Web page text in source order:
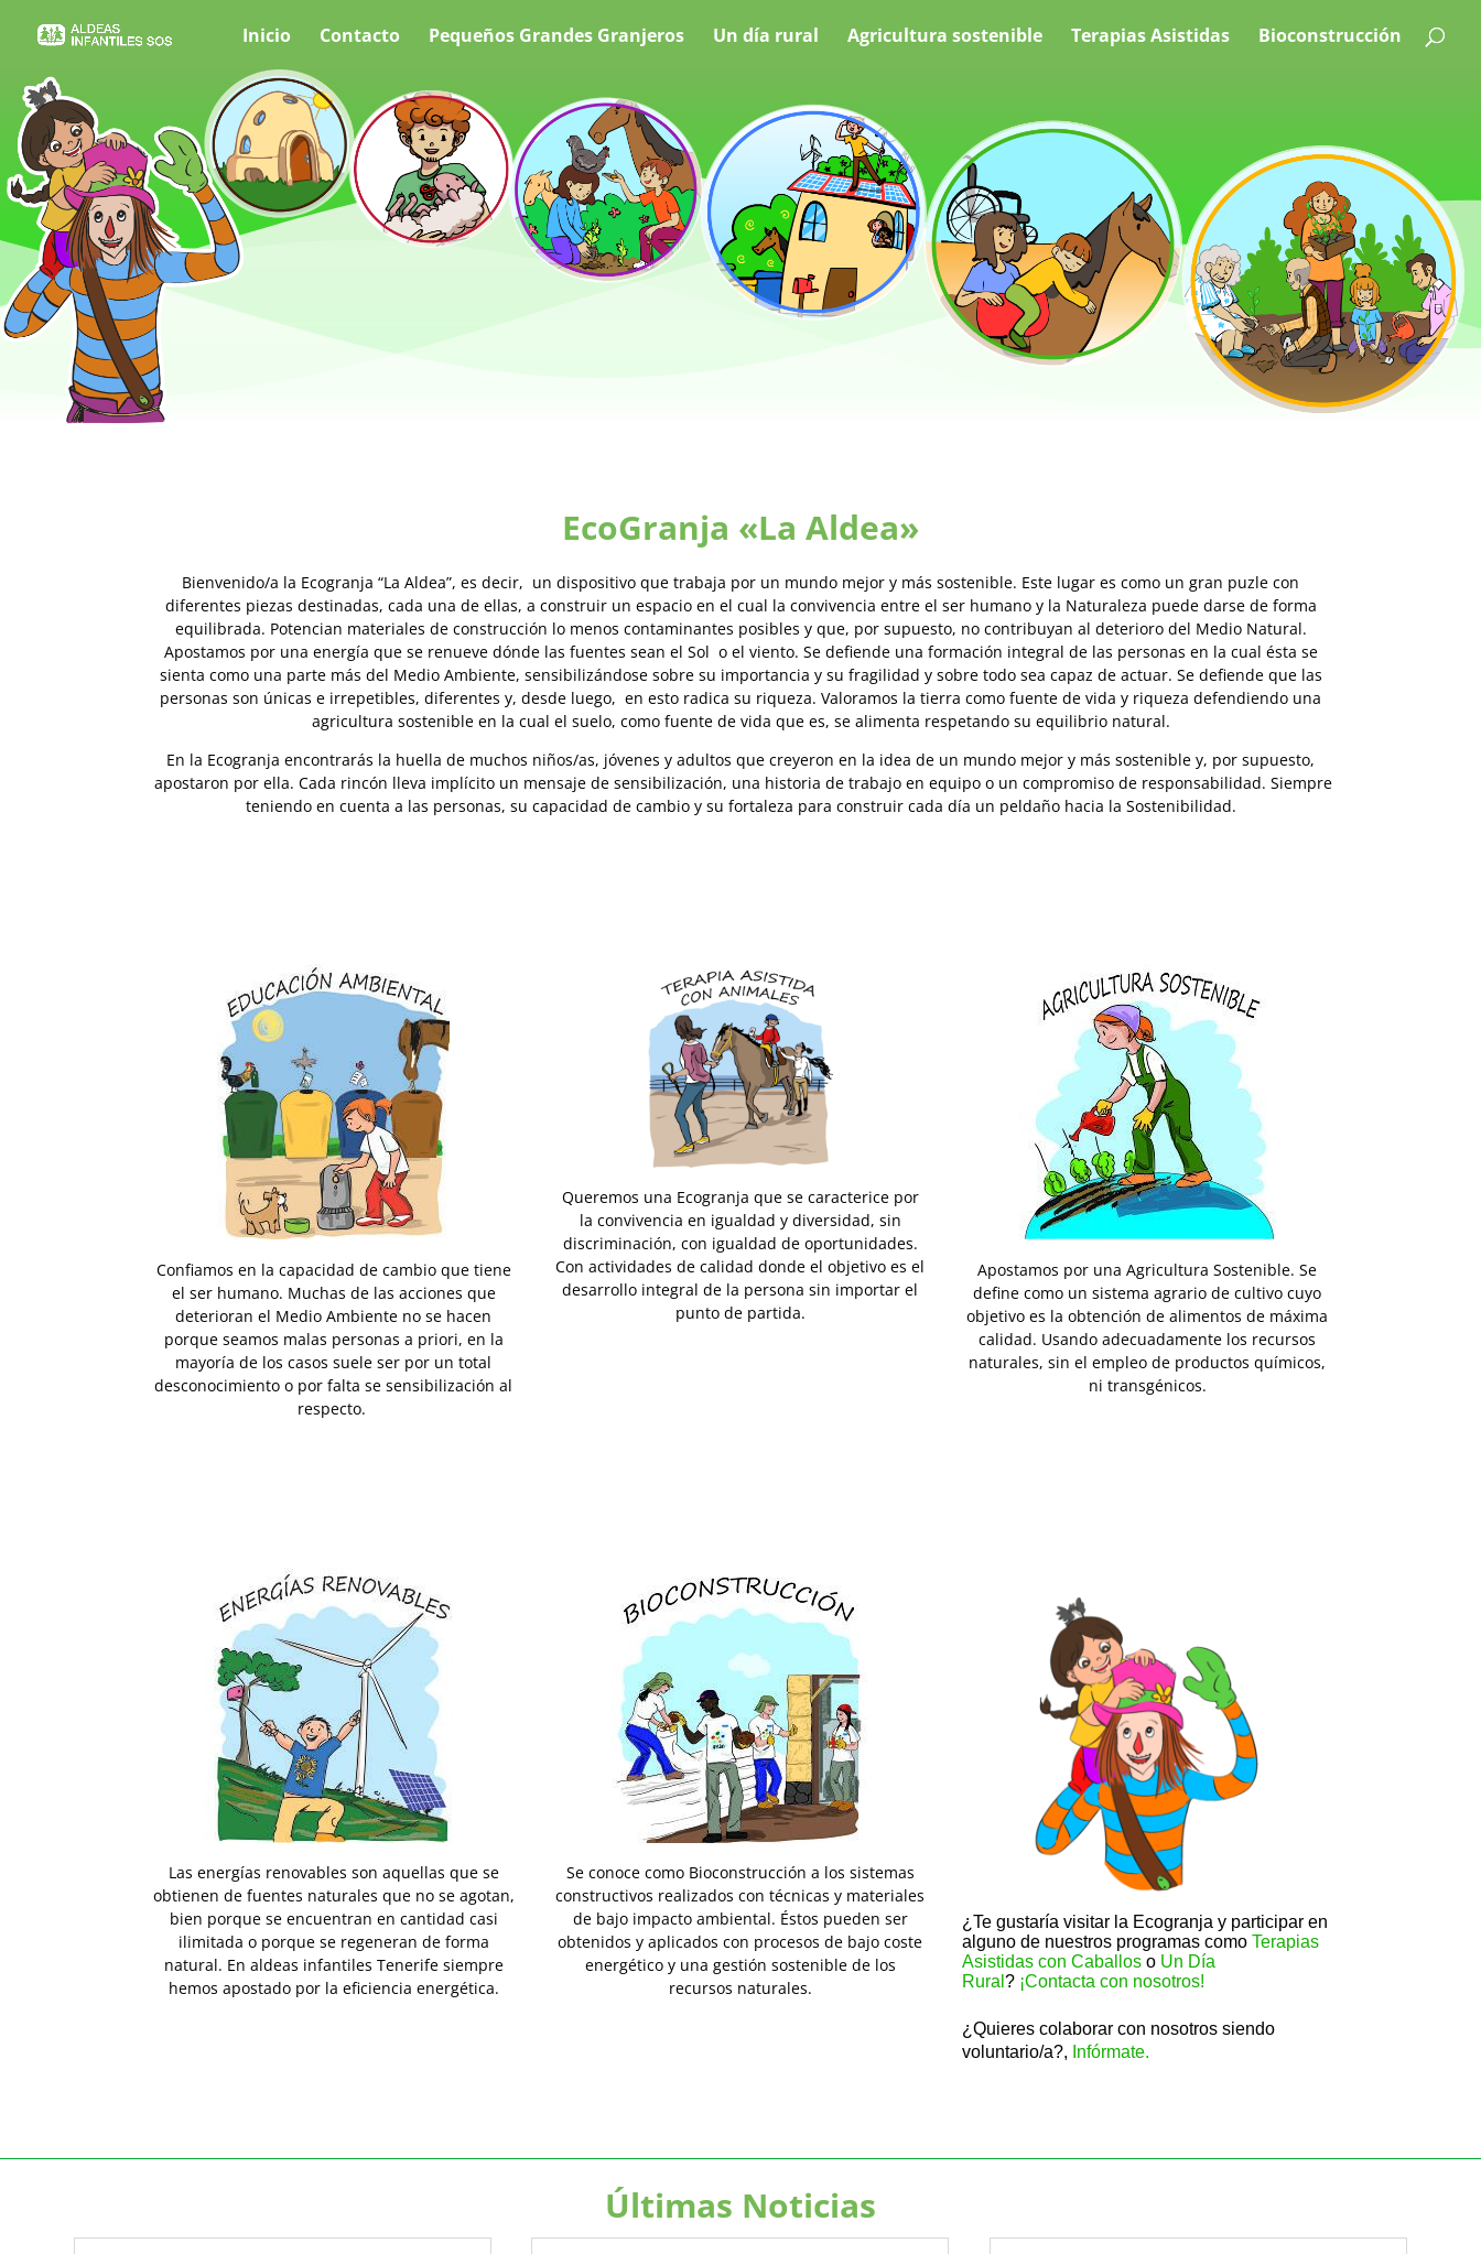
Inicio Contacto Pequeños Grandes Granjeros Un día rural Agricultura sostenible Terapias Asistidas Bioconstrucción
EcoGranja «La Aldea»
Bienvenido/a la Ecogranja “La Aldea”, es decir, un dispositivo que trabaja por un mundo mejor y más sostenible. Este lugar es como un gran puzle con
diferentes piezas destinadas, cada una de ellas, a construir un espacio en el cual la convivencia entre el ser humano y la Naturaleza puede darse de forma
equilibrada. Potencian materiales de construcción lo menos contaminantes posibles y que, por supuesto, no contribuyan al deterioro del Medio Natural.
Apostamos por una energía que se renueve dónde las fuentes sean el Sol o el viento. Se defiende una formación integral de las personas en la cual ésta se
sienta como una parte más del Medio Ambiente, sensibilizándose sobre su importancia y su fragilidad y sobre todo sea capaz de actuar. Se defiende que las
personas son únicas e irrepetibles, diferentes y, desde luego, en esto radica su riqueza. Valoramos la tierra como fuente de vida y riqueza defendiendo una
agricultura sostenible en la cual el suelo, como fuente de vida que es, se alimenta respetando su equilibrio natural.
En la Ecogranja encontrarás la huella de muchos niños/as, jóvenes y adultos que creyeron en la idea de un mundo mejor y más sostenible y, por supuesto,
apostaron por ella. Cada rincón lleva implícito un mensaje de sensibilización, una historia de trabajo en equipo o un compromiso de responsabilidad. Siempre
teniendo en cuenta a las personas, su capacidad de cambio y su fortaleza para construir cada día un peldaño hacia la Sostenibilidad.
Confiamos en la capacidad de cambio que tiene
el ser humano. Muchas de las acciones que
deterioran el Medio Ambiente no se hacen
porque seamos malas personas a priori, en la
mayoría de los casos suele ser por un total
desconocimiento o por falta se sensibilización al
respecto.
Queremos una Ecogranja que se caracterice por
la convivencia en igualdad y diversidad, sin
discriminación, con igualdad de oportunidades.
Con actividades de calidad donde el objetivo es el
desarrollo integral de la persona sin importar el
punto de partida.
Apostamos por una Agricultura Sostenible. Se
define como un sistema agrario de cultivo cuyo
objetivo es la obtención de alimentos de máxima
calidad. Usando adecuadamente los recursos
naturales, sin el empleo de productos químicos,
ni transgénicos.
Las energías renovables son aquellas que se
obtienen de fuentes naturales que no se agotan,
bien porque se encuentran en cantidad casi
ilimitada o porque se regeneran de forma
natural. En aldeas infantiles Tenerife siempre
hemos apostado por la eficiencia energética.
Se conoce como Bioconstrucción a los sistemas
constructivos realizados con técnicas y materiales
de bajo impacto ambiental. Éstos pueden ser
obtenidos y aplicados con procesos de bajo coste
energético y una gestión sostenible de los
recursos naturales.
¿Te gustaría visitar la Ecogranja y participar en
alguno de nuestros programas como Terapias
Asistidas con Caballoso Un Día
Rural ? ¡Contacta con nosotros!
¿Quieres colaborar con nosotros siendo
voluntario/a?, Infórmate.
Últimas Noticias